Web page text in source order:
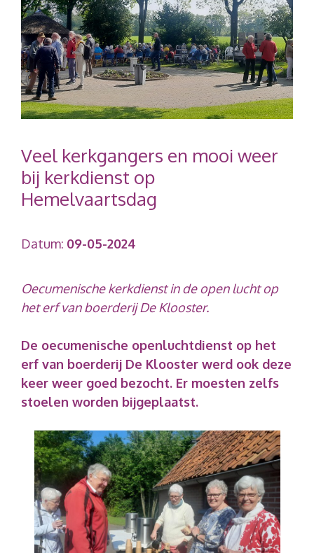
Veel kerkgangers en mooi weer
bij kerkdienst op
Hemelvaartsdag
Datum: 09-05-2024
Oecumenische kerkdienst in de open lucht op
het erf van boerderij De Klooster.
De oecumenische openluchtdienst op het
erf van boerderij De Klooster werd ook deze
keer weer goed bezocht. Er moesten zelfs
stoelen worden bijgeplaatst.